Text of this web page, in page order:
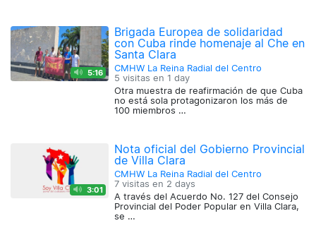
5:16
Brigada Europea de solidaridad
con Cuba rinde homenaje al Che en
Santa Clara
CMHW La Reina Radial del Centro
5 visitas en 1 day
Otra muestra de reafirmación de que Cuba
no está sola protagonizaron los más de
100 miembros …
3:01
Nota oficial del Gobierno Provincial
de Villa Clara
CMHW La Reina Radial del Centro
7 visitas en 2 days
A través del Acuerdo No. 127 del Consejo
Provincial del Poder Popular en Villa Clara,
se …